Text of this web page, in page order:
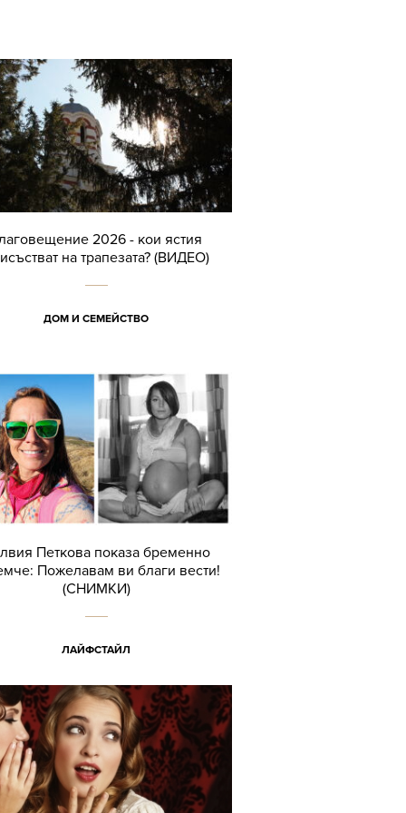
2026 - кои ястия
на трапезата? (ВИДЕО)
ДОМ И СЕМЕЙСТВО
Петкова показа бременно
Пожелавам ви благи вести!
(СНИМКИ)
ЛАЙФСТАЙЛ